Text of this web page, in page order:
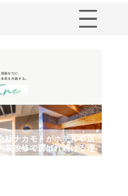
社ナカモトがホテルや店
装改修で選ばれ続ける理